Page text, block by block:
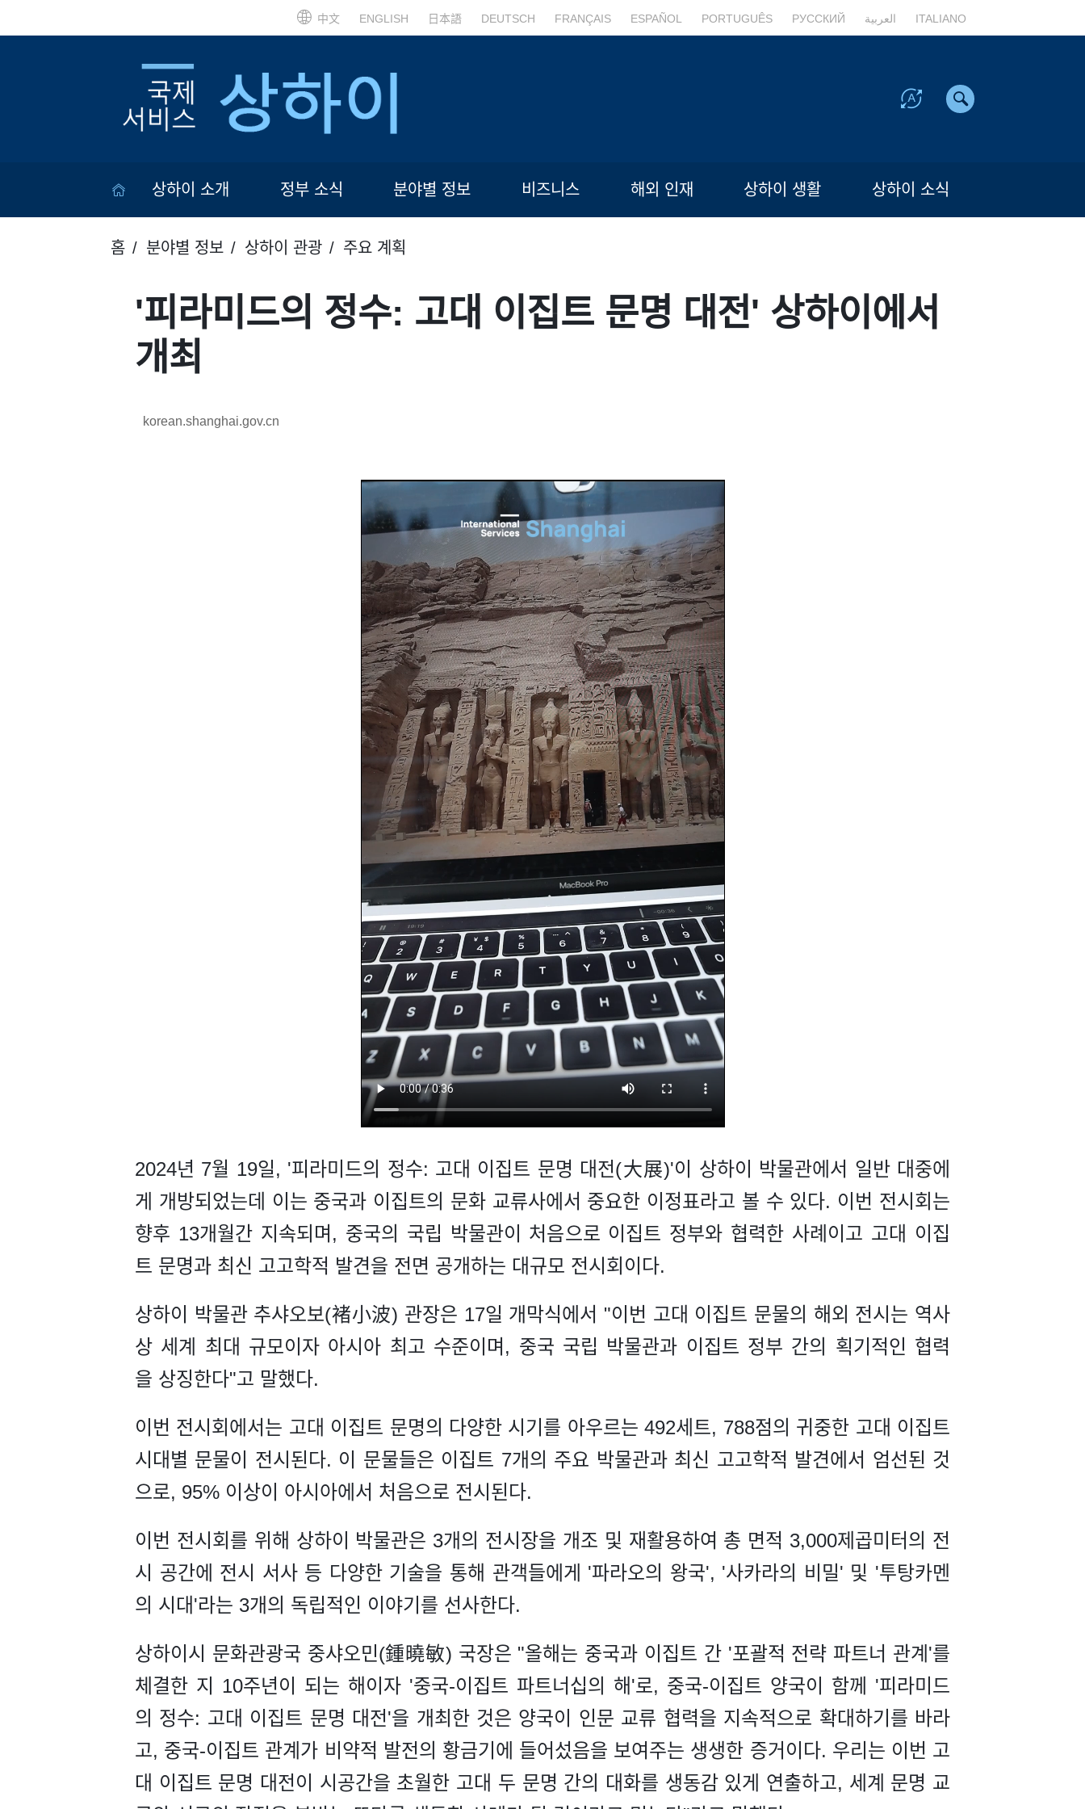
中文 ENGLISH 日本語 DEUTSCH FRANÇAIS ESPAÑOL PORTUGUÊS РУССКИЙ العربية ITALIANO
상하이 소개 정부 소식 분야별 정보 비즈니스 해외 인재 상하이 생활 상하이 소식
홈 분야별 정보 상하이 관광 주요 계획
'피라미드의 정수: 고대 이집트 문명 대전' 상하이에서
개최
korean.shanghai.gov.cn
2024년 7월 19일, '피라미드의 정수: 고대 이집트 문명 대전(大展)'이 상하이 박물관에서 일반 대중에
게 개방되었는데 이는 중국과 이집트의 문화 교류사에서 중요한 이정표라고 볼 수 있다. 이번 전시회는
향후 13개월간 지속되며, 중국의 국립 박물관이 처음으로 이집트 정부와 협력한 사례이고 고대 이집
트 문명과 최신 고고학적 발견을 전면 공개하는 대규모 전시회이다.
상하이 박물관 추샤오보(褚小波) 관장은 17일 개막식에서 "이번 고대 이집트 문물의 해외 전시는 역사
상 세계 최대 규모이자 아시아 최고 수준이며, 중국 국립 박물관과 이집트 정부 간의 획기적인 협력
을 상징한다"고 말했다.
이번 전시회에서는 고대 이집트 문명의 다양한 시기를 아우르는 492세트, 788점의 귀중한 고대 이집트
시대별 문물이 전시된다. 이 문물들은 이집트 7개의 주요 박물관과 최신 고고학적 발견에서 엄선된 것
으로, 95% 이상이 아시아에서 처음으로 전시된다.
이번 전시회를 위해 상하이 박물관은 3개의 전시장을 개조 및 재활용하여 총 면적 3,000제곱미터의 전
시 공간에 전시 서사 등 다양한 기술을 통해 관객들에게 '파라오의 왕국', '사카라의 비밀' 및 '투탕카멘
의 시대'라는 3개의 독립적인 이야기를 선사한다.
상하이시 문화관광국 중샤오민(鍾曉敏) 국장은 "올해는 중국과 이집트 간 '포괄적 전략 파트너 관계'를
체결한 지 10주년이 되는 해이자 '중국-이집트 파트너십의 해'로, 중국-이집트 양국이 함께 '피라미드
의 정수: 고대 이집트 문명 대전'을 개최한 것은 양국이 인문 교류 협력을 지속적으로 확대하기를 바라
고, 중국-이집트 관계가 비약적 발전의 황금기에 들어섰음을 보여주는 생생한 증거이다. 우리는 이번 고
대 이집트 문명 대전이 시공간을 초월한 고대 두 문명 간의 대화를 생동감 있게 연출하고, 세계 문명 교